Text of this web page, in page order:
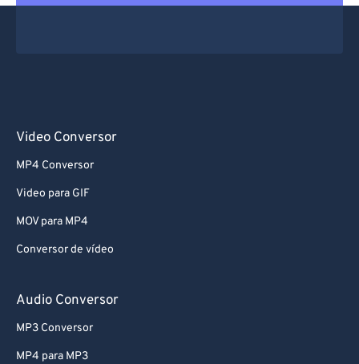
Video Conversor
MP4 Conversor
Video para GIF
MOV para MP4
Conversor de vídeo
Audio Conversor
MP3 Conversor
MP4 para MP3